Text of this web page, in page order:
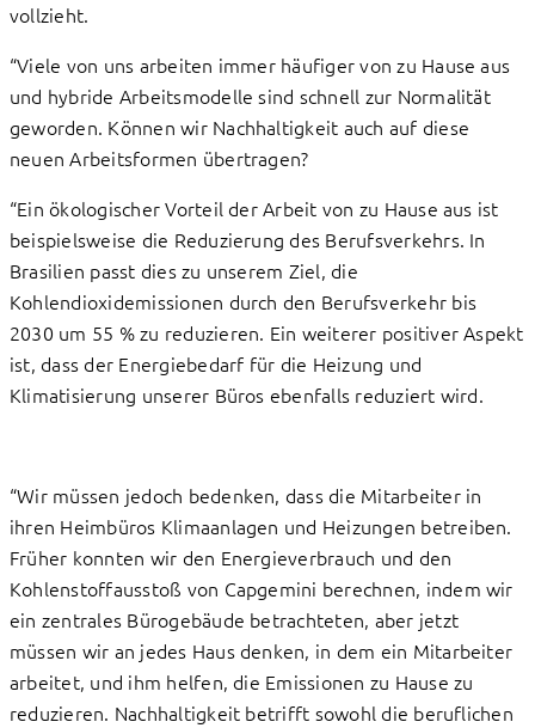
vollzieht.
“Viele von uns arbeiten immer häufiger von zu Hause aus
und hybride Arbeitsmodelle sind schnell zur Normalität
geworden. Können wir Nachhaltigkeit auch auf diese
neuen Arbeitsformen übertragen?
“Ein ökologischer Vorteil der Arbeit von zu Hause aus ist
beispielsweise die Reduzierung des Berufsverkehrs. In
Brasilien passt dies zu unserem Ziel, die
Kohlendioxidemissionen durch den Berufsverkehr bis
2030 um 55 % zu reduzieren. Ein weiterer positiver Aspekt
ist, dass der Energiebedarf für die Heizung und
Klimatisierung unserer Büros ebenfalls reduziert wird.
“Wir müssen jedoch bedenken, dass die Mitarbeiter in
ihren Heimbüros Klimaanlagen und Heizungen betreiben.
Früher konnten wir den Energieverbrauch und den
Kohlenstoffausstoß von Capgemini berechnen, indem wir
ein zentrales Bürogebäude betrachteten, aber jetzt
müssen wir an jedes Haus denken, in dem ein Mitarbeiter
arbeitet, und ihm helfen, die Emissionen zu Hause zu
reduzieren. Nachhaltigkeit betrifft sowohl die beruflichen